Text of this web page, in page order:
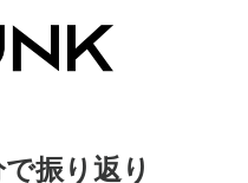
振り返り